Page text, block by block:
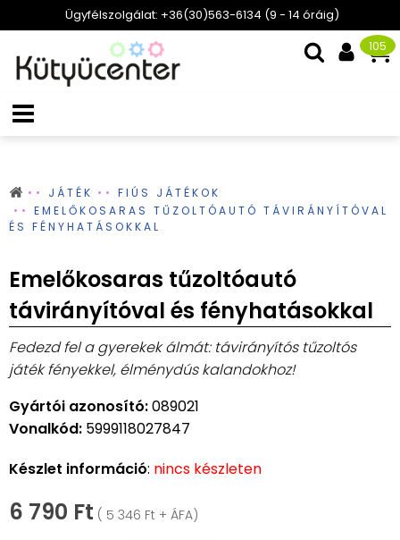
Ügyfélszolgálat: +36(30)563-6134 (9 - 14 óráig)
105
JÁTÉK
FIÚS JÁTÉKOK
EMELŐKOSARAS TŰZOLTÓAUTÓ TÁVIRÁNYÍTÓVAL
ÉS FÉNYHATÁSOKKAL
Emelőkosaras tűzoltóautó
távirányítóval és fényhatásokkal
Fedezd fel a gyerekek álmát: távirányítós tűzoltós
játék fényekkel, élménydús kalandokhoz!
Gyártói azonosító:089021
Vonalkód: 5999118027847
Készlet információ: nincs készleten
6 790 Ft ( 5 346 Ft + ÁFA)